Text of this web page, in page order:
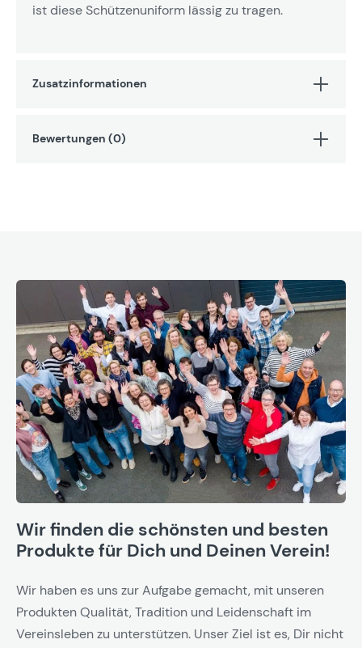
ist diese Schützenuniform lässig zu tragen.
Zusatzinformationen
Bewertungen (0)
Wir finden die schönsten und besten
Produkte für Dich und Deinen Verein!
Wir haben es uns zur Aufgabe gemacht, mit unseren
Produkten Qualität, Tradition und Leidenschaft im
Vereinsleben zu unterstützen. Unser Ziel ist es, Dir nicht